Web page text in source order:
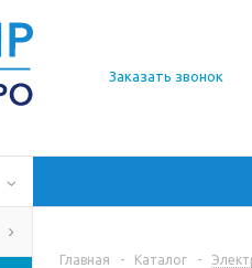
Заказать звонок
Главная - Каталог -